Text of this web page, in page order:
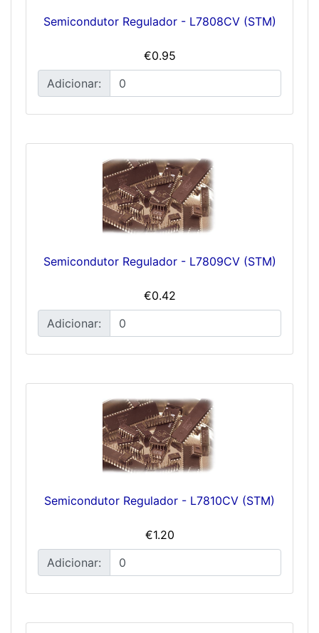
Semicondutor Regulador - L7808CV (STM)
€0.95
Adicionar:
Semicondutor Regulador - L7809CV (STM)
€0.42
Adicionar:
Semicondutor Regulador - L7810CV (STM)
€1.20
Adicionar: